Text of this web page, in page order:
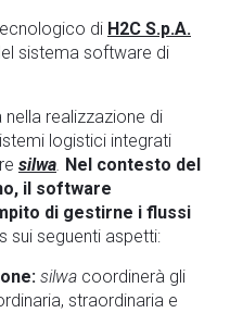
di H2C S.p.A.
sistema software di
realizzazione di
logistici integrati
silwa. Nel contesto del
il software
di gestirne i flussi
sui seguenti aspetti:
silwa coordinerà gli
straordinaria e